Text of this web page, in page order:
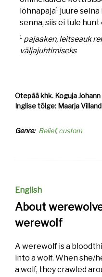
lõhnapaja1 juure
senna, siis ei tule hunt
1 pajaaken, leitseauk
väljajuhtimiseks
Otepää khk. Koguja
Inglise tõlge: Maarja
Genre Belief, custom
English
About
werewolf
A werewolf is a
into a wolf. When she/
a wolf, they crawled